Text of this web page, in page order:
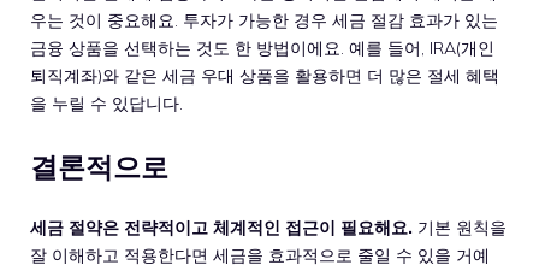
우는 것이 중요해요. 투자가 가능한 경우 세금 절감 효과가 있는
금융 상품을 선택하는 것도 한 방법이에요. 예를 들어, IRA(개인
퇴직계좌)와 같은 세금 우대 상품을 활용하면 더 많은 절세 혜택
을 누릴 수 있답니다.
결론적으로
세금 절약은 전략적이고 체계적인 접근이 필요해요. 기본 원칙을
잘 이해하고 적용한다면 세금을 효과적으로 줄일 수 있을 거예